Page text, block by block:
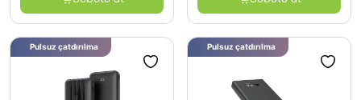
Pulsuz çatdırılma Pulsuz çatdırılma